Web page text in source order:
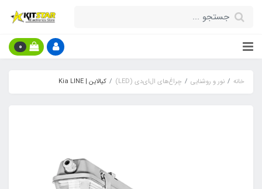
0
خانه نور و روشنایی چراغ‌های ال‌ای‌دی (LED) کیالاین | Kia LINE